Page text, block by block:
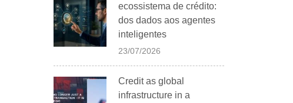
ecossistema de crédito:
dos dados aos agentes
inteligentes
23/07/2026
Credit as global
infrastructure in a